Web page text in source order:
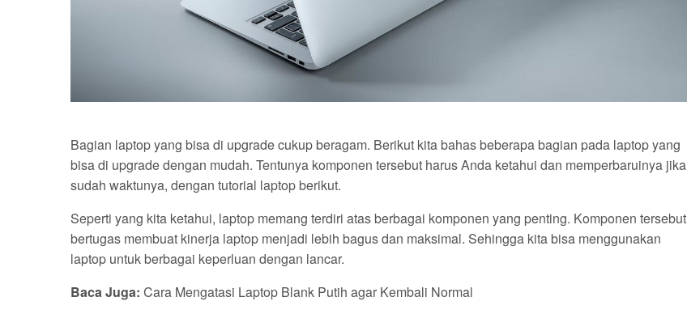
Bagian laptop yang bisa di upgrade cukup beragam. Berikut kita bahas beberapa bagian pada laptop yang
bisa di upgrade dengan mudah. Tentunya komponen tersebut harus Anda ketahui dan memperbaruinya jika
sudah waktunya, dengan tutorial laptop berikut.
Seperti yang kita ketahui, laptop memang terdiri atas berbagai komponen yang penting. Komponen tersebut
bertugas membuat kinerja laptop menjadi lebih bagus dan maksimal. Sehingga kita bisa menggunakan
laptop untuk berbagai keperluan dengan lancar.
Baca Juga:Cara Mengatasi Laptop Blank Putih agar Kembali Normal